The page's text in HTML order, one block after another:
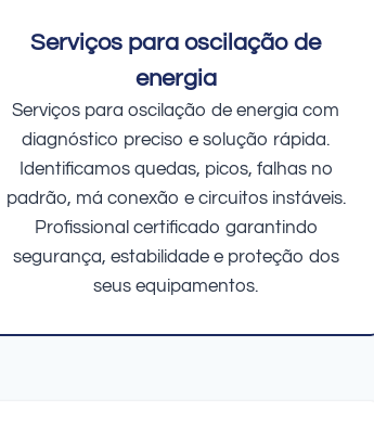
Serviços para oscilação de
energia
Serviços para oscilação de energia com
diagnóstico preciso e solução rápida.
Identificamos quedas, picos, falhas no
padrão, má conexão e circuitos instáveis.
Profissional certificado garantindo
segurança, estabilidade e proteção dos
seus equipamentos.